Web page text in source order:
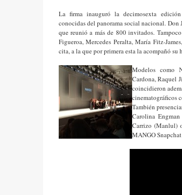
La firma inauguró la decimosexta edición
conocidas del panorama social nacional. Don
que reunió a más de 800 invitados.
Figueroa, Mercedes Peralta, María Fitz-
cita, a la que por primera esta la acompañó
Modelos como
Cardona, Raquel
coincidieron
cinematográficos
También
Carolina
Carrizo (Manlul)
MANGO